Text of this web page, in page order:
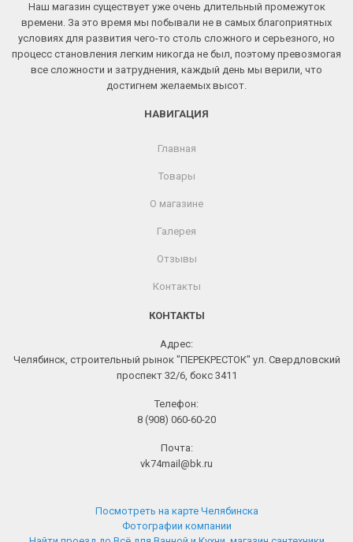
Наш магазин существует уже очень длительный промежуток
времени. За это время мы побывали не в самых благоприятных
условиях для развития чего-то столь сложного и серьезного, но
процесс становления легким никогда не был, поэтому превозмогая
все сложности и затруднения, каждый день мы верили, что
достигнем желаемых высот.
НАВИГАЦИЯ
Главная
Товары
О магазине
Галерея
Отзывы
Контакты
КОНТАКТЫ
Адрес:
Челябинск, строительный рынок "ПЕРЕКРЕСТОК" ул. Свердловский
проспект 32/6, бокс 3411
Телефон:
8 (908) 060-60-20
Почта:
vk74mail@bk.ru
Посмотреть на карте Челябинска
Фотографии компании